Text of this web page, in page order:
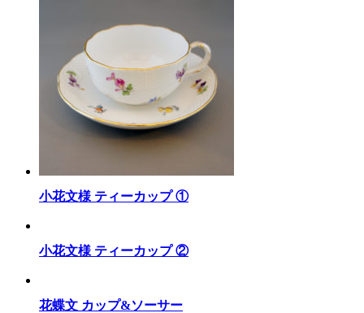
小花文様 ティーカップ ①
小花文様 ティーカップ ②
花蝶文 カップ&ソーサー